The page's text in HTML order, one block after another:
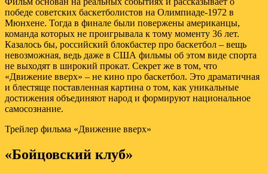
победе советских баскетболистов на Олимпиаде-1972 в
Мюнхене. Тогда в финале были повержены американцы,
команда которых не проигрывала к тому моменту 36 лет.
Казалось бы, российский блокбастер про баскетбол – вещь
невозможная, ведь даже в США фильмы об этом виде спорта
не выходят в широкий прокат. Секрет же в том, что
«Движение вверх» – не кино про баскетбол. Это драматичная
и блестяще поставленная картина о том, как уникальные
достижения объединяют народ и формируют национальное
самосознание.
Трейлер фильма «Движение вверх»
«Бойцовский клуб»